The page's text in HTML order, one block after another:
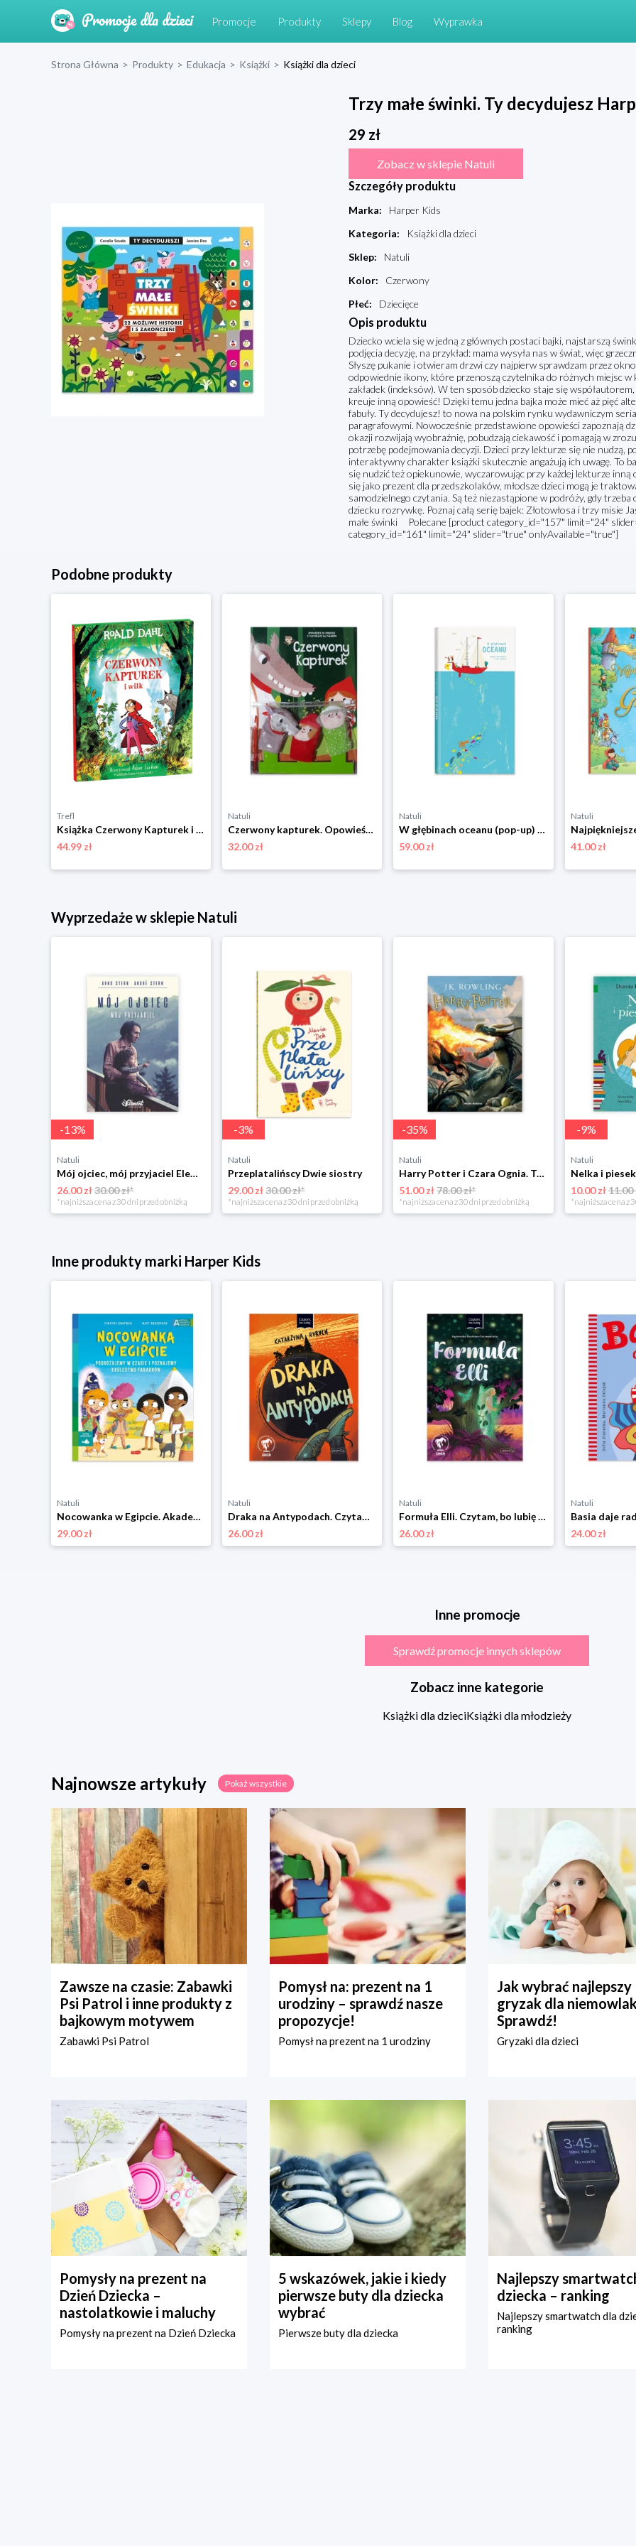
Promocje Produkty Sklepy Blog Wyprawka
Strona Główna > Produkty > Edukacja > Książki > Książki dla dzieci
Trzy małe świnki. Ty decydujesz
29 zł
Zobacz w sklepie Natuli
Szczegóły produktu
Marka:
Harper Kids
Kategoria:
Książki dla dzieci
Sklep:
Natuli
Kolor:
Czerwony
Płeć: Dziecięce
Opis produktu
Dziecko wciela się w jedną z głównych postaci bajki, najstarszą
podjęcia decyzję, na przykład: mama wysyła nas w świat, więc
Słyszę pukanie i otwieram drzwi czy najpierw sprawdzam przez
odpowiednie ikony, które przenoszą czytelnika do różnych miejsc w
zakładek (indeksów). W ten sposób dziecko staje się
kreuje inną opowieść! Dzięki temu jedna bajka może mieć aż pięć
fabuły. Ty decydujesz! to nowa na polskim rynku wydawniczym
paragrafowymi. Nowocześnie przedstawione opowieści zapoznają
okazji rozwijają wyobraźnię, pobudzają ciekawość i pomagają w
potrzebę podejmowania decyzji. Dzieci przy lekturze się nie nudzą,
interaktywny charakter książki skutecznie angażują ich uwagę. To
się nudzić też opiekunowie, wyczarowując przy każdej lekturze
się jako prezent dla przedszkolaków, młodsze dzieci mogą je
samodzielnego czytania. Są też niezastąpione w podróży, gdy trzeba
dziecku rozrywkę. Poznaj całą serię bajek: Złotowłosa i trzy misie
małe świnki Polecane [product category_id="157" limit="24"
category_id="161" limit="24" slider="true" onlyAvailable="true"]
Podobne produkty
Trefl
Książka Czerwony Kapturek i wilk
44.99 zł
Natuli
Czerwony kapturek. Opowieści do poduszki z pacynkami na paluszki Yoyo books
32.00 zł
Natuli
W głębinach oceanu (pop-up) Dwie siostry
59.00 zł
Natuli
41.00 zł
Wyprzedaże w sklepie Natuli
-13%
Natuli
Mój ojciec, mój przyjaciel Element
26.00 zł30.00 zł*
*najniższa cena z 30 dni przed obniżką
-3%
Natuli
Przeplatalińscy Dwie siostry
29.00 zł30.00 zł*
*najniższa cena z 30 dni przed obniżką
-35%
Natuli
Harry Potter i Czara Ognia. Tom 4 Media rodzina
51.00 zł78.00 zł*
*najniższa cena z 30 dni przed obniżką
-9%
Natuli
10.00 zł11.00
*najniższa cena z
Inne produkty marki Harper Kids
Natuli
Nocowanka w Egipcie. Akademia mądrego dziecka. Chcę wiedzieć Harper kids
29.00 zł
Natuli
Draka na Antypodach. Czytam, bo lubię Harper kids
26.00 zł
Natuli
Formuła Elli. Czytam, bo lubię Harper kids
26.00 zł
Natuli
24.00 zł
Inne promocje
Sprawdź promocje innych sklepów
Zobacz inne kategorie
Książki dla dzieciKsiążki dla młodzieży
Najnowsze artykuły Pokaż wszystkie
Zawsze na czasie: Zabawki
Psi Patrol i inne produkty z
bajkowym motywem
Zabawki Psi Patrol
Pomysł na: prezent na 1
urodziny – sprawdź nasze
propozycje!
Pomysł na prezent na 1 urodziny
Jak wybrać najlepszy
gryzak dla
Sprawdź!
Gryzaki dla dzieci
Pomysły na prezent na
Dzień Dziecka –
nastolatkowie i maluchy
Pomysły na prezent na Dzień Dziecka
5 wskazówek, jakie i kiedy
pierwsze buty dla dziecka
wybrać
Pierwsze buty dla dziecka
Najlepszy
dziecka – ranking
Najlepszy smartwatch dla
ranking